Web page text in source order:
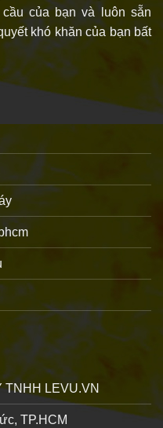
của bạn và luôn sẵn
khó khăn của bạn bất
TNHH LEVU.VN
TP.HCM